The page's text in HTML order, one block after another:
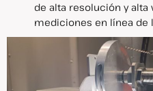
de alta resolución y alta
mediciones en línea de